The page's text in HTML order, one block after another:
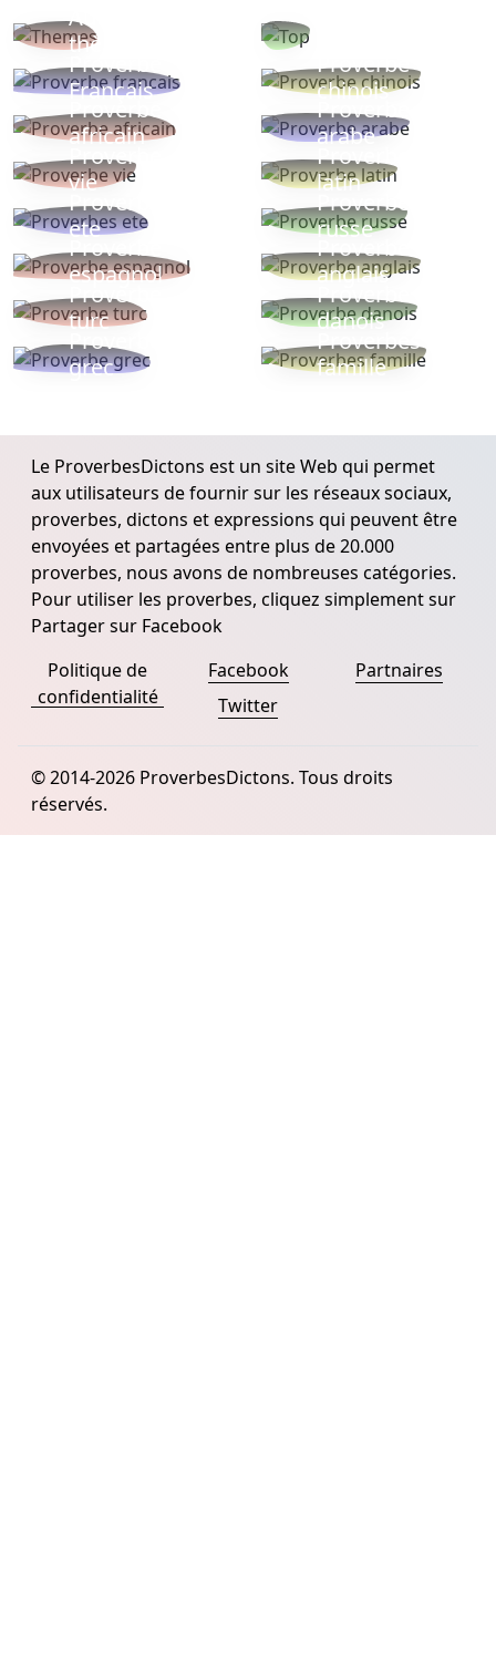
Autres
thèmes
Proverbe
Français
Proverbe
chinois
Proverbe
africain
Proverbe
arabe
Proverbe
vie
Proverbe
latin
Proverbes
ete
Proverbe
russe
Proverbe
espagnol
Proverbe
anglais
Proverbe
turc
Proverbe
danois
Proverbe
grec
Proverbes
famille
Le ProverbesDictons est un site Web qui permet
aux utilisateurs de fournir sur les réseaux sociaux,
proverbes, dictons et expressions qui peuvent être
envoyées et partagées entre plus de 20.000
proverbes, nous avons de nombreuses catégories.
Pour utiliser les proverbes, cliquez simplement sur
Partager sur Facebook
Politique de
confidentialité
Facebook
Twitter
Partnaires
© 2014-2026 ProverbesDictons. Tous droits
réservés.